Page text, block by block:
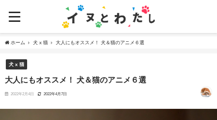
ホーム 犬 x 猫 大人にもオススメ！ 犬＆猫のアニメ６選
犬 x 猫
大人にもオススメ！ 犬＆猫のアニメ６選
2022年2月4日 2022年4月7日